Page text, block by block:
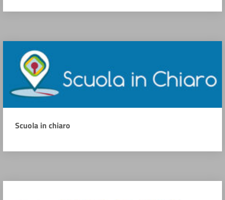
Scuola in chiaro